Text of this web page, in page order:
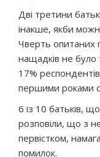
Дві третини
інакше, якби
Чверть опитаних
нащадків не було
17%
першими роками
6 із 10 батьків,
розповіли, що з
первістком,
помилок.